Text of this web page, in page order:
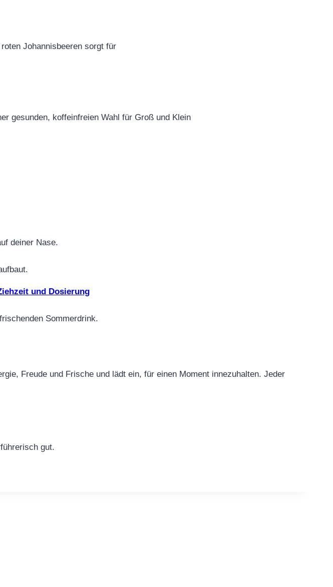
Johannisbeeren sorgt für
gesunden, koffeinfreien Wahl für Groß und Klein
deiner Nase.
und Dosierung
Sommerdrink.
Freude und Frische und lädt ein, für einen Moment innezuhalten. Jeder
gut.